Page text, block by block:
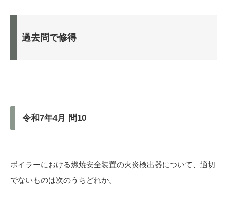
過去問で修得
令和7年4月 問10
ボイラーにおける燃焼安全装置の火炎検出器について、適切
でないものは次のうちどれか。